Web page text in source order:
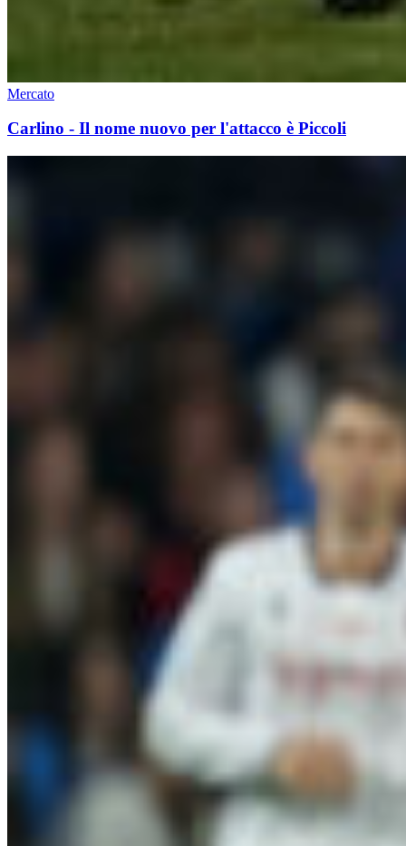
Mercato
Carlino - Il nome nuovo per l'attacco è Piccoli